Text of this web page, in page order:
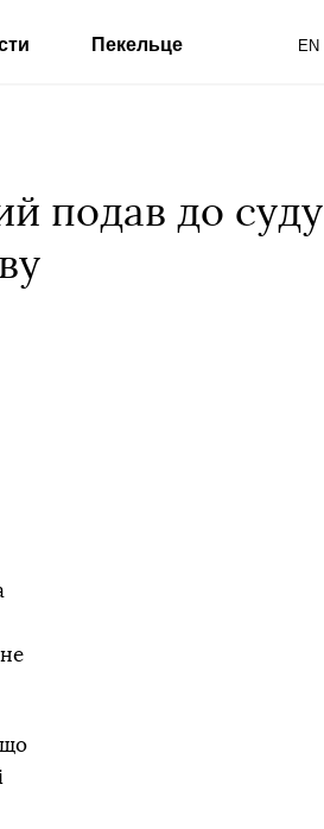
EN
Пекельце
подав до суду
що